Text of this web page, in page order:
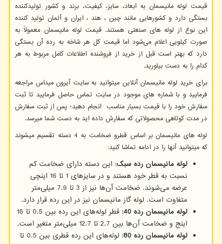
قیمت لوله مانیسمان به ابعاد، سایز، کیفیت، برند و کشور تولیدکننده
بستگی دارد و کشورهایی مانند چین ، هند ، ایران و آلمان تولید کننده
این نوع از لوله های صنعتی هستند. قیمت لوله مانیسمان معمولاً به
صورت کیلویی اعلام می‌شود اما قیمت کل هر شاخه به رده آن بستگی
دارد که بهتر است قبل از خرید از فروشنده اطلاعات کامل مربوط به هر
کدام را به دست بیاورید.
برای خرید لوله مانیسمان آنلاین میتوانید به سایت آیرون میداس مراجعه
فرمایید و با شماره های موجود در سایت تماس حاصل فرمایید تا ثبت
سفارش خود را با قیمت بسیار مناسب انجام دهید؛ پس از ثبت سفارش
در مدت کوتاهی محصولاتی که سفارش داده اید به دست شما میرسد.
لوله های مانیسمان بر اساس قطرو ضخامت به 4 دسته تقسیم میشوند
که میتوانید آنها را در ادامه تماشا کنید:
لوله مانیسمان رده سبک: این دسته دارای ضخامت کم
نسبت به قطر خود هستند و در سایزهای 1 تا 16 اینچی
عرضه می‌شوند. ضخامت آن‌ها نیز از 3 تا 7.9 میلی‌متر
متفاوت است. لوله گاز مانیسمان نیز در این رده قرار دارد.
لوله مانیسمان رده 40:
قطر لوله‌های این رده بین 0.5 تا 16
اینج و ضخامت آن‌ها بین 2.7 تا 12.7 میلی‌متر متغیر است.
لوله مانیسمان رده 80:
لوله‌های این رده قطری بین 0.5 تا